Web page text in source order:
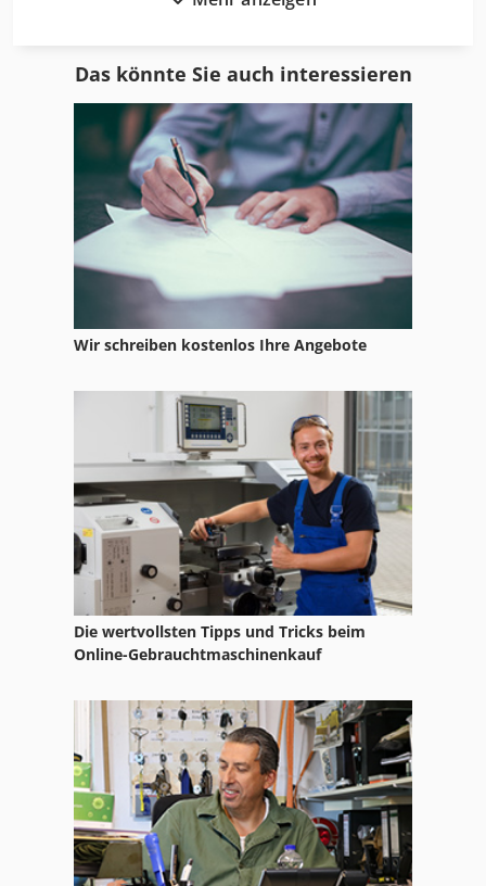
Lademagazin
Lagermaschine
Laufbahn
Lokomotive
Lorch
Luenette
Lufthammer
Lötstation
Löw Drehmaschine
Schechtl Lbx
Verzahnungsmaschine
Das könnte Sie auch interessieren
Wir schreiben kostenlos Ihre Angebote
Die wertvollsten Tipps und Tricks beim
Online-Gebrauchtmaschinenkauf